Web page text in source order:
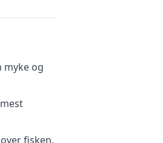
myke og
fisken.